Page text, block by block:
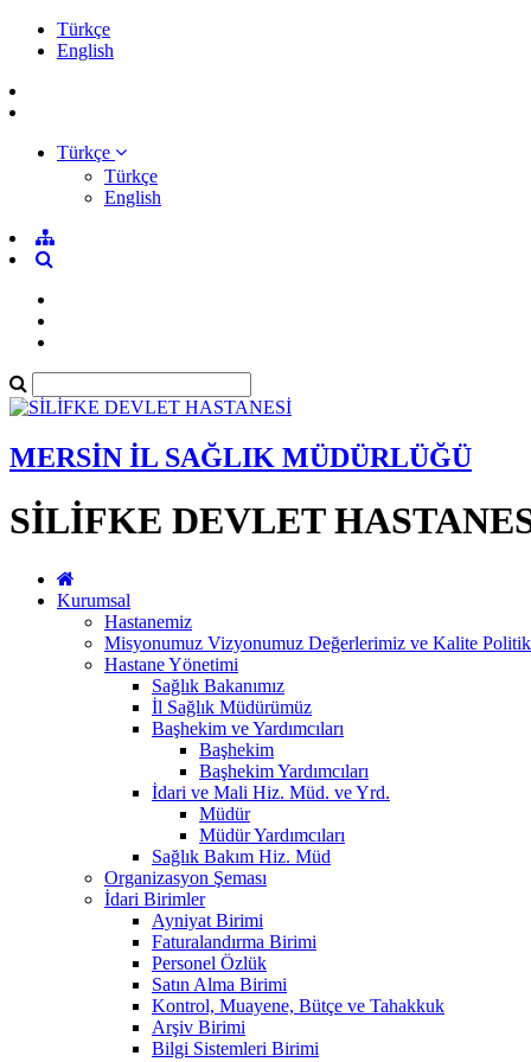
Türkçe
English
Türkçe
Türkçe
English
MERSİN İL SAĞLIK MÜDÜRLÜĞÜ
SİLİFKE DEVLET
Kurumsal
Hastanemiz
Misyonumuz Vizyonumuz Değerlerimiz ve Kalite
Hastane Yönetimi
Sağlık Bakanımız
İl Sağlık Müdürümüz
Başhekim ve Yardımcıları
Başhekim
Başhekim Yardımcıları
İdari ve Mali Hiz. Müd. ve Yrd.
Müdür
Müdür Yardımcıları
Sağlık Bakım Hiz. Müd
Organizasyon Şeması
İdari Birimler
Ayniyat Birimi
Faturalandırma Birimi
Personel Özlük
Satın Alma Birimi
Kontrol, Muayene, Bütçe ve Tahakkuk
Arşiv Birimi
Bilgi Sistemleri Birimi